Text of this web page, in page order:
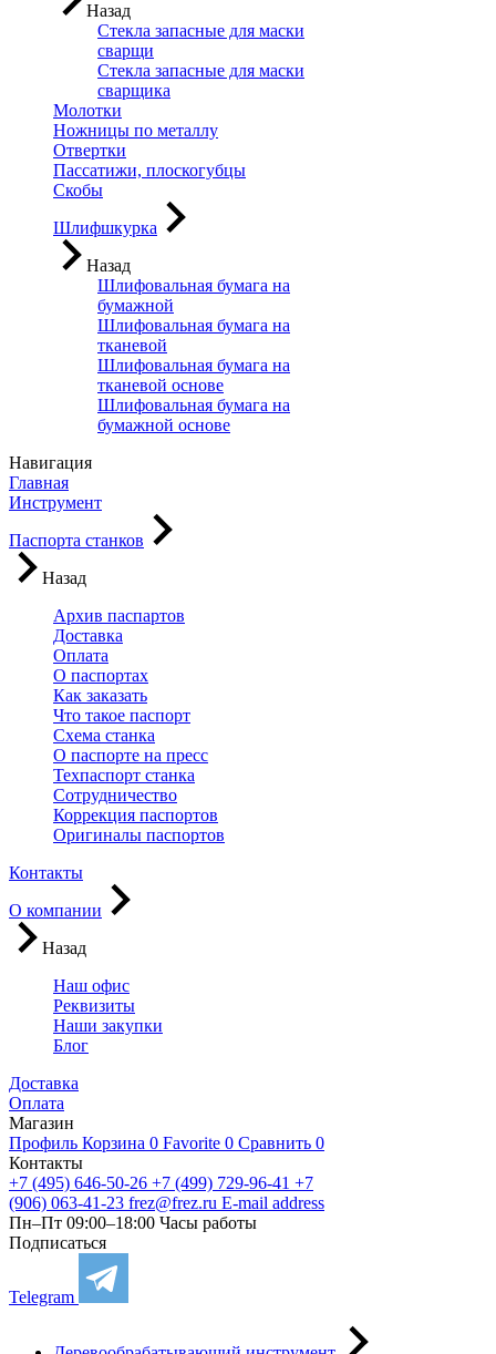
Назад
Стекла запасные для маски
сварщи
Стекла запасные для маски
сварщика
Молотки
Ножницы по металлу
Отвертки
Пассатижи, плоскогубцы
Скобы
Шлифшкурка
Назад
Шлифовальная бумага на
бумажной
Шлифовальная бумага на
тканевой
Шлифовальная бумага на
тканевой основе
Шлифовальная бумага на
бумажной основе
Навигация
Главная
Инструмент
Паспорта станков
Назад
Архив паспартов
Доставка
Оплата
О паспортах
Как заказать
Что такое паспорт
Схема станка
О паспорте на пресс
Техпаспорт станка
Сотрудничество
Коррекция паспортов
Оригиналы паспортов
Контакты
О компании
Назад
Наш офис
Реквизиты
Наши закупки
Блог
Доставка
Оплата
Магазин
Профиль Корзина 0 Favorite 0 Сравнить 0
Контакты
+7 (495) 646-50-26 +7 (499) 729-96-41 +7
(906) 063-41-23 frez@frez.ru E-mail address
Пн–Пт 09:00–18:00 Часы работы
Подписаться
Telegram